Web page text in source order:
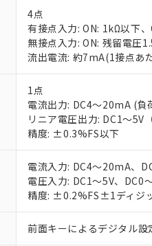
4点
有接点入力: ON: 1kΩ以下
無接点入力: ON: 残留電圧
流出電流: 約7mA(1接点あ
1点
電流出力: DC4～20mA (
リニア電圧出力: DC1～5V
精度: ±0.3%FS以下
電流入力: DC4～20mA、
電圧入力: DC1～5V、DC0
精度: ±0.2%FS±1ディジ
前面キーによるデジタル設
ご利用条件
以下の条件をお読みいただき
本サービスは、当社制御
くものです。
当社制御機器事業取扱商
在庫状況および標準価格
のであり、閲覧された時
い。
正式な納期状況および標
当社販売員にご相談くだ
オムロン制御機器販売店
す。
マイパーツ機能（部品リ
非該当品：ライセンス料など
仕入先様の事情により、非含
があります。
*EU RoHS指令（10物質）：
鉛(Pb) 1000ppm以下、 水銀(Hg)
六価クロム(Cr(Ⅵ)) 1000ppm以下、ポ
フタル酸ビス(2-エチルヘキシル)
ル（DBP） 1000ppm以下、フタル酸
但し、RoHS指令で産業用監視および
フタル酸エステル類の４物質について
※2 対応予定月
※1 中国RoHS○×表
「○」：最大均質材料含有率
「×」：最大均質材料含有率
「－」：未確認です。当社販
*中国RoHS10物質の基準値 (GB/
Pb(鉛) :1000ppm、 Hg(水銀) :
Cr(Ⅵ)(六価クロム) : 1000ppm、
※2 環境保護使用期限
「ｅ」：有害物質（10物質）
当社は、これら貴社製品
う）を輸出または国外へ
などの必要な手続きをと
当社は規制貨物を破棄す
ます。
当社は貴社製品を、核兵
置等に一切使用いたしま
当社は、貴社製品を第三
また当社は、販売先およ
たしません。
記
号
説明
△ 一定数には満たない
－
在庫なし(最新の在庫
機器販売店・当社販